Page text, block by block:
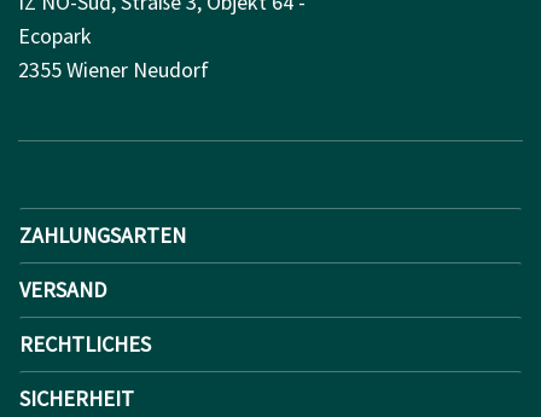
Ecopark
2355 Wiener Neudorf
ZAHLUNGSARTEN
VERSAND
RECHTLICHES
SICHERHEIT